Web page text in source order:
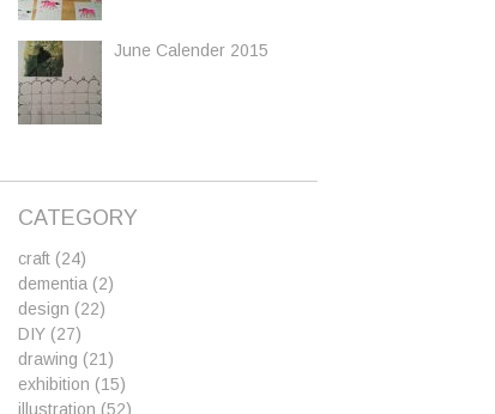
June Calender 2015
CATEGORY
craft (24)
dementia (2)
design (22)
DIY (27)
drawing (21)
exhibition (15)
illustration (52)